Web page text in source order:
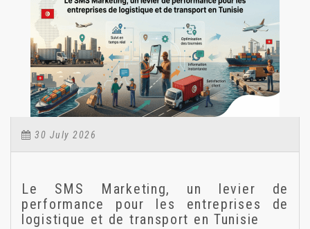
30 July 2026
Le SMS Marketing, un levier de
performance pour les entreprises de
logistique et de transport en Tunisie